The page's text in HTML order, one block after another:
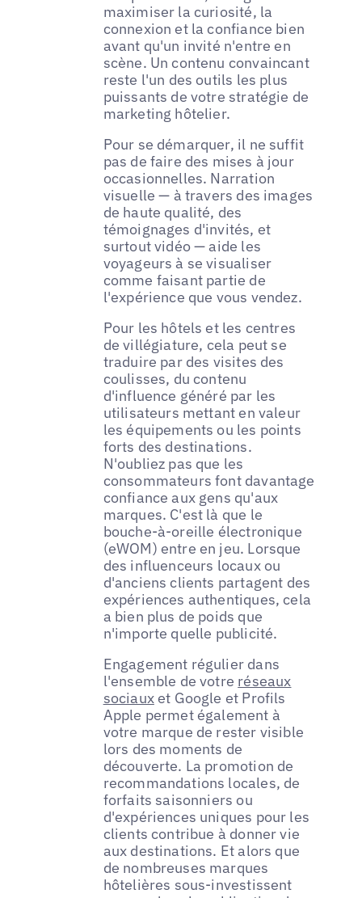
maximiser la curiosité, la
connexion et la confiance bien
avant qu'un invité n'entre en
scène. Un contenu convaincant
reste l'un des outils les plus
puissants de votre stratégie de
marketing hôtelier.
Pour se démarquer, il ne suffit
pas de faire des mises à jour
occasionnelles. Narration
visuelle — à travers des images
de haute qualité, des
témoignages d'invités, et
surtout vidéo — aide les
voyageurs à se visualiser
comme faisant partie de
l'expérience que vous vendez.
Pour les hôtels et les centres
de villégiature, cela peut se
traduire par des visites des
coulisses, du contenu
d'influence généré par les
utilisateurs mettant en valeur
les équipements ou les points
forts des destinations.
N'oubliez pas que les
consommateurs font davantage
confiance aux gens qu'aux
marques. C'est là que le
bouche-à-oreille électronique
(eWOM) entre en jeu. Lorsque
des influenceurs locaux ou
d'anciens clients partagent des
expériences authentiques, cela
a bien plus de poids que
n'importe quelle publicité.
Engagement régulier dans
l'ensemble de votre réseaux
sociauxet Google et Profils
Apple permet également à
votre marque de rester visible
lors des moments de
découverte. La promotion de
recommandations locales, de
forfaits saisonniers ou
d'expériences uniques pour les
clients contribue à donner vie
aux destinations. Et alors que
de nombreuses marques
hôtelières sous-investissent